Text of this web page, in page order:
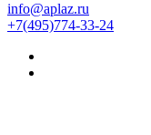
info@aplaz.ru
+7(495)774-33-24